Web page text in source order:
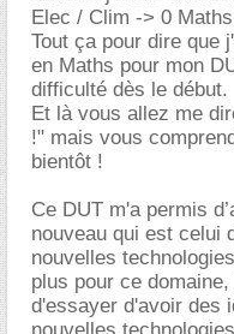
Elec / Clim -> 0
Tout ça pour dire que
en Maths pour mon
difficulté dès le début.
Et là vous allez me
!" mais vous
bientôt !
Ce DUT m'a permis
nouveau qui est celui
nouvelles
plus pour ce
d'essayer d'avoir des